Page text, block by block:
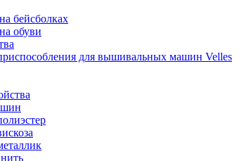
бейсболках
обуви
для вышивальных машин Velles